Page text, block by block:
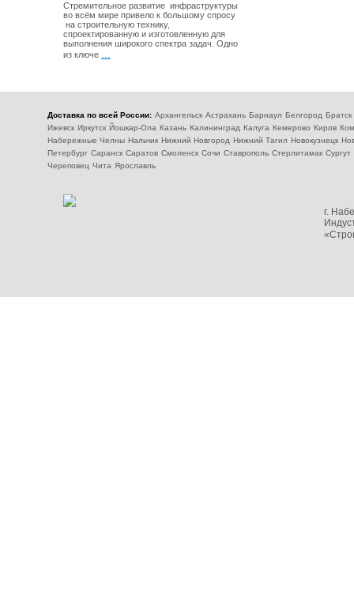
Стремительное развитие инфраструктуры
во всём мире привело к большому спросу
на строительную технику,
спроектированную и изготовленную для
выполнения широкого спектра задач. Одно
из ключе ...
Доставка по всей России: Архангельск Астрахань Барнаул Белгород Братск
Ижевск Иркутск Йошкар-Ола Казань Калининград Калуга Кемерово Киров
Набережные Челны Нальчик Нижний Новгород Нижний Тагил Новокузнецк
Петербург Саранск Саратов Смоленск Сочи Ставрополь Стерлитамак Сургут
Череповец Чита Ярославль
г.